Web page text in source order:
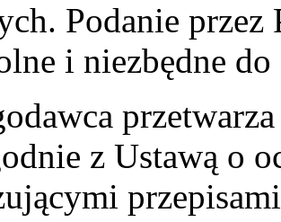
Podanie przez
i niezbędne
z Ustawą o